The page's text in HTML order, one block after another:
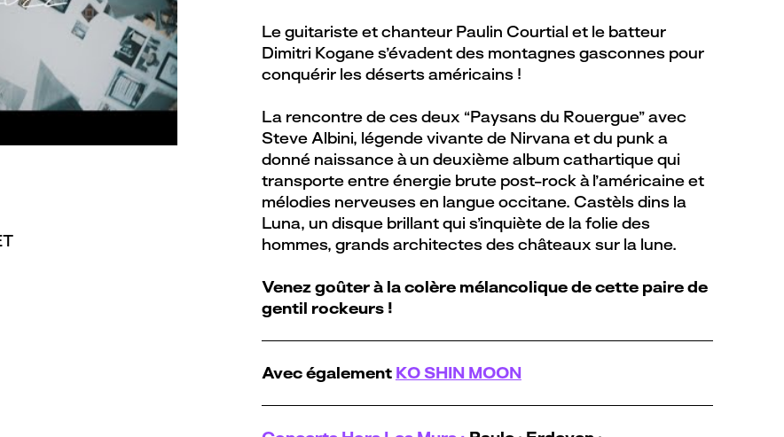
Le guitariste et chanteur Paulin Courtial et le batteur
Dimitri Kogane s’évadent des montagnes gasconnes pour
conquérir les déserts américains !
La rencontre de ces deux “Paysans du Rouergue” avec
Steve Albini, légende vivante de Nirvana et du punk a
donné naissance à un deuxième album cathartique qui
transporte entre énergie brute post-rock à l’américaine et
mélodies nerveuses en langue occitane. Castèls dins la
Luna, un disque brillant qui s’inquiète de la folie des
hommes, grands architectes des châteaux sur la lune.
Venez goûter à la colère mélancolique de cette paire de
gentil rockeurs !
Avec également KO SHIN MOON